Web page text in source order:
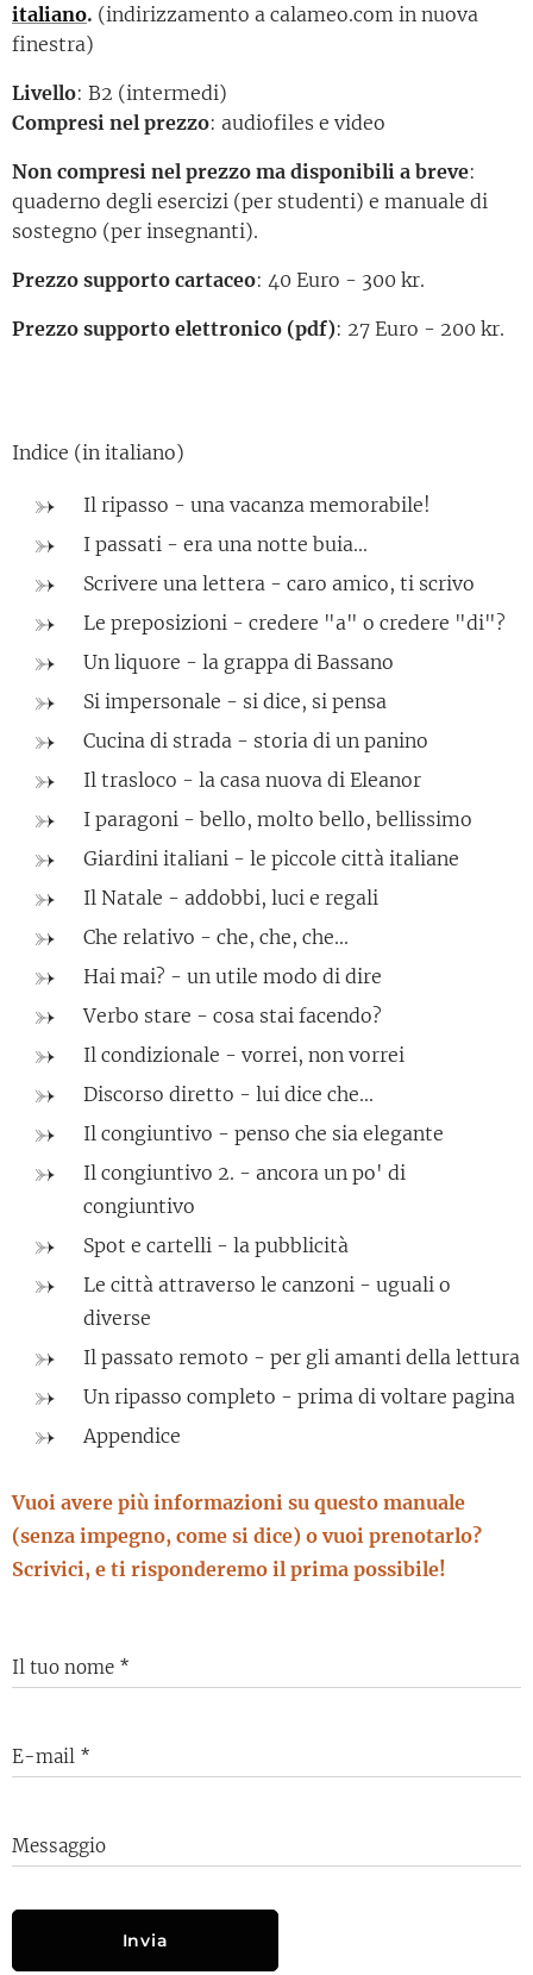
italiano. (indirizzamento a calameo.com in nuova
finestra)
Livello: B2 (intermedi)
Compresi nel prezzo: audiofiles e video
Non compresi nel prezzo ma disponibili a breve:
quaderno degli esercizi (per studenti) e manuale di
sostegno (per insegnanti).
Prezzo supporto cartaceo: 40 Euro - 300 kr.
Prezzo supporto elettronico (pdf): 27 Euro - 200 kr.
Indice (in italiano)
Il ripasso - una vacanza memorabile!
I passati - era una notte buia...
Scrivere una lettera - caro amico, ti scrivo
Le preposizioni - credere "a" o credere "di"?
Un liquore - la grappa di Bassano
Si impersonale - si dice, si pensa
Cucina di strada - storia di un panino
Il trasloco - la casa nuova di Eleanor
I paragoni - bello, molto bello, bellissimo
Giardini italiani - le piccole città italiane
Il Natale - addobbi, luci e regali
Che relativo - che, che, che...
Hai mai? - un utile modo di dire
Verbo stare - cosa stai facendo?
Il condizionale - vorrei, non vorrei
Discorso diretto - lui dice che...
Il congiuntivo - penso che sia elegante
Il congiuntivo 2. - ancora un po' di
congiuntivo
Spot e cartelli - la pubblicità
Le città attraverso le canzoni - uguali o
diverse
Il passato remoto - per gli amanti della lettura
Un ripasso completo - prima di voltare pagina
Appendice
Vuoi avere più informazioni su questo manuale
(senza impegno, come si dice) o vuoi prenotarlo?
Scrivici, e ti risponderemo il prima possibile!
Il tuo nome
E-mail
Messaggio
Invia